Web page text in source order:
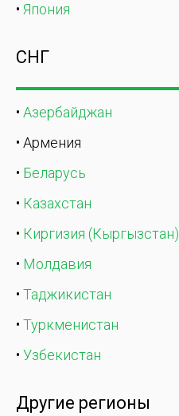
• Япония
СНГ
• Азербайджан
• Армения
• Беларусь
• Казахстан
• Киргизия (Кыргызстан)
• Молдавия
• Таджикистан
• Туркменистан
• Узбекистан
Другие регионы